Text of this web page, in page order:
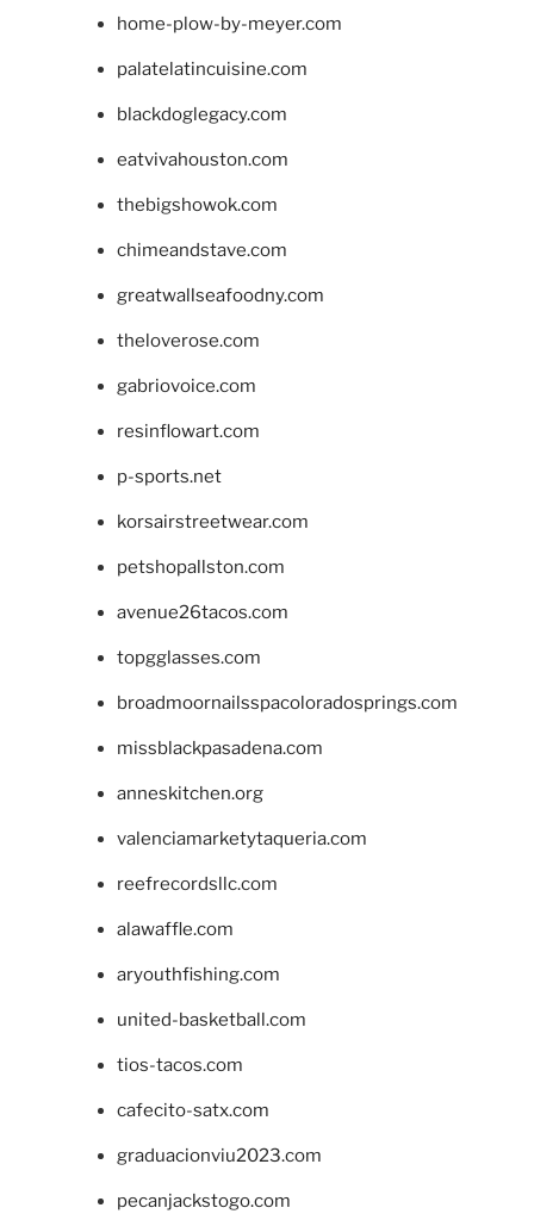
home-plow-by-meyer.com
palatelatincuisine.com
blackdoglegacy.com
eatvivahouston.com
thebigshowok.com
chimeandstave.com
greatwallseafoodny.com
theloverose.com
gabriovoice.com
resinflowart.com
p-sports.net
korsairstreetwear.com
petshopallston.com
avenue26tacos.com
topgglasses.com
broadmoornailsspacoloradosprings.com
missblackpasadena.com
anneskitchen.org
valenciamarketytaqueria.com
reefrecordsllc.com
alawaffle.com
aryouthfishing.com
united-basketball.com
tios-tacos.com
cafecito-satx.com
graduacionviu2023.com
pecanjackstogo.com